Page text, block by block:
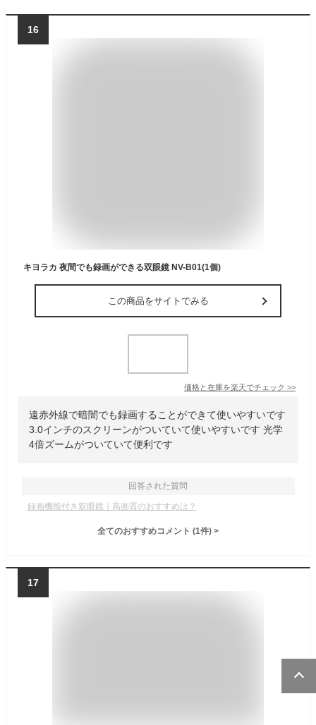
16
キヨラカ 夜間でも録画ができる双眼鏡 NV-B01(1個)
この商品をサイトでみる
価格と在庫を楽天でチェック >>
遠赤外線で暗闇でも録画することができて使いやすいです
3.0インチのスクリーンがついていて使いやすいです 光学
4倍ズームがついていて便利です
回答された質問
録画機能付き双眼鏡｜高画質のおすすめは？
全てのおすすめコメント (1件) >
17